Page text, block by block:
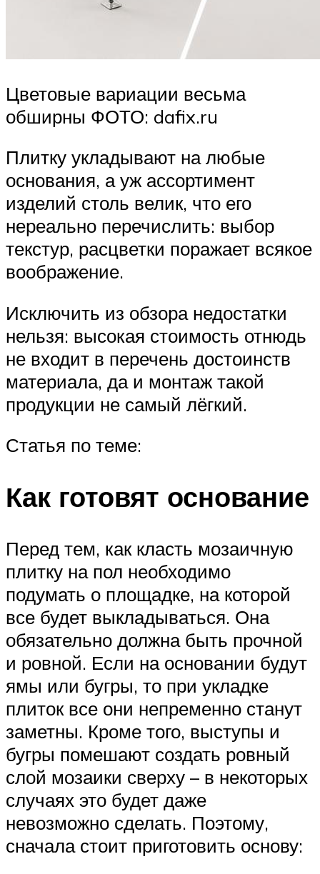
Цветовые вариации весьма
обширны ФОТО: dafix.ru
Плитку укладывают на любые
основания, а уж ассортимент
изделий столь велик, что его
нереально перечислить: выбор
текстур, расцветки поражает всякое
воображение.
Исключить из обзора недостатки
нельзя: высокая стоимость отнюдь
не входит в перечень достоинств
материала, да и монтаж такой
продукции не самый лёгкий.
Статья по теме:
Как готовят основание
Перед тем, как класть мозаичную
плитку на пол необходимо
подумать о площадке, на которой
все будет выкладываться. Она
обязательно должна быть прочной
и ровной. Если на основании будут
ямы или бугры, то при укладке
плиток все они непременно станут
заметны. Кроме того, выступы и
бугры помешают создать ровный
слой мозаики сверху – в некоторых
случаях это будет даже
невозможно сделать. Поэтому,
сначала стоит приготовить основу: